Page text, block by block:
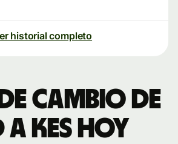
historial completo
cambio de
a KES hoy